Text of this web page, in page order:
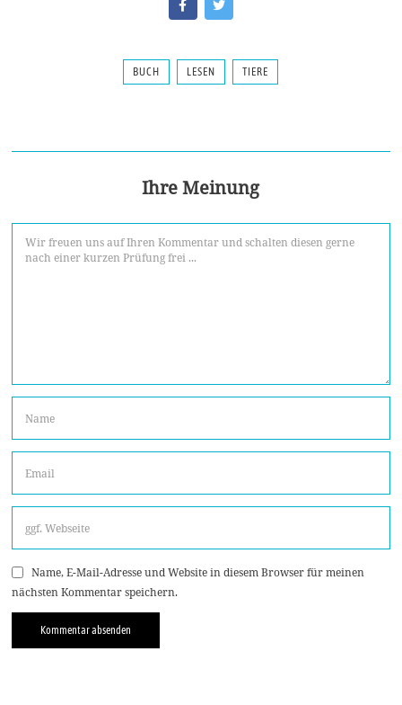
BUCH LESEN TIERE
Ihre Meinung
Name, E-Mail-Adresse und Website in diesem Browser für meinen
nächsten Kommentar speichern.